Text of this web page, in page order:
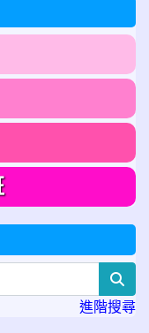
進階搜尋